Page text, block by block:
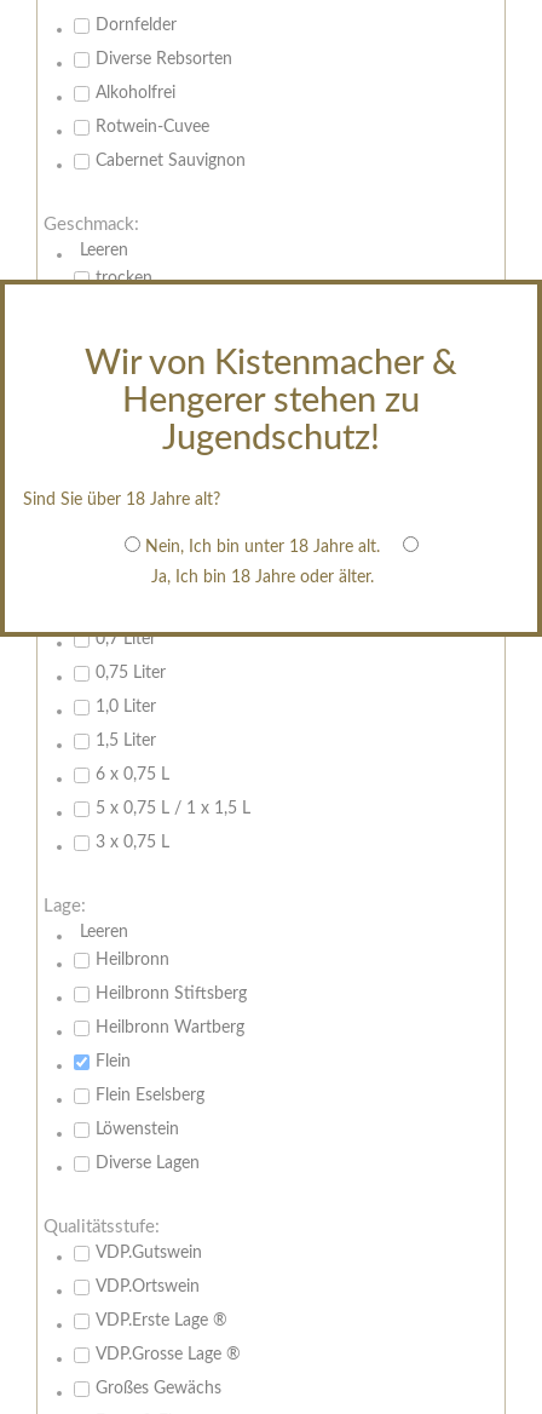
Wir von Kistenmacher &
Hengerer stehen zu
Jugendschutz!
Sind Sie über 18 Jahre alt?
Nein, Ich bin unter 18 Jahre alt.
Ja, Ich bin 18 Jahre oder älter.
Dornfelder
Diverse Rebsorten
Alkoholfrei
Rotwein-Cuvee
Cabernet Sauvignon
Geschmack:
Leeren
trocken
halbtrocken
edelsüß
erfrischend, nicht zu süß
0,7 Liter
0,75 Liter
1,0 Liter
1,5 Liter
6 x 0,75 L
5 x 0,75 L / 1 x 1,5 L
3 x 0,75 L
Lage:
Leeren
Heilbronn
Heilbronn Stiftsberg
Heilbronn Wartberg
Flein
Flein Eselsberg
Löwenstein
Diverse Lagen
Qualitätsstufe:
VDP.Gutswein
VDP.Ortswein
VDP.Erste Lage ®
VDP.Grosse Lage ®
Großes Gewächs